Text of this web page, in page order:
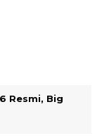
Resmi, Big